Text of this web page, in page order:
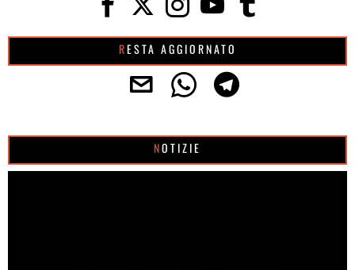
RESTA AGGIORNATO
NOTIZIE